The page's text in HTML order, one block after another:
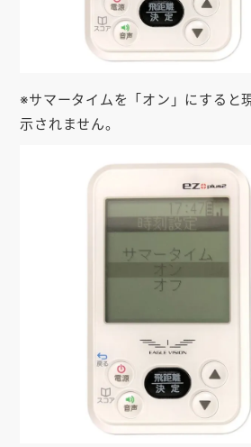
※サマータイムを「オン」にすると
示されません。